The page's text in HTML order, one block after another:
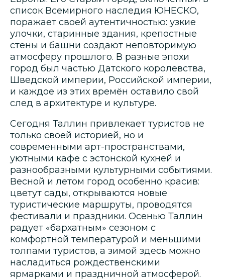
список Всемирного наследия ЮНЕСКО,
поражает своей аутентичностью: узкие
улочки, старинные здания, крепостные
стены и башни создают неповторимую
атмосферу прошлого. В разные эпохи
город был частью Датского королевства,
Шведской империи, Российской империи,
и каждое из этих времён оставило свой
след в архитектуре и культуре.
Сегодня Таллин привлекает туристов не
только своей историей, но и
современными арт-пространствами,
уютными кафе с эстонской кухней и
разнообразными культурными событиями.
Весной и летом город особенно красив:
цветут сады, открываются новые
туристические маршруты, проводятся
фестивали и праздники. Осенью Таллин
радует «бархатным» сезоном с
комфортной температурой и меньшими
толпами туристов, а зимой здесь можно
насладиться рождественскими
ярмарками и праздничной атмосферой.